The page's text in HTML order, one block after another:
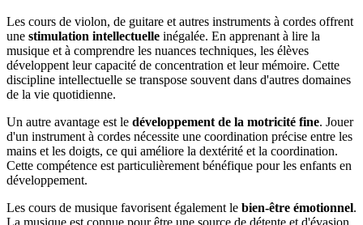
Les cours de violon, de guitare et autres instruments à cordes offrent
une stimulation intellectuelle inégalée. En apprenant à lire la
musique et à comprendre les nuances techniques, les élèves
développent leur capacité de concentration et leur mémoire. Cette
discipline intellectuelle se transpose souvent dans d'autres domaines
de la vie quotidienne.
Un autre avantage est le développement de la motricité fine. Jouer
d'un instrument à cordes nécessite une coordination précise entre les
mains et les doigts, ce qui améliore la dextérité et la coordination.
Cette compétence est particulièrement bénéfique pour les enfants en
développement.
Les cours de musique favorisent également le bien-être émotionnel.
La musique est connue pour être une source de détente et d'évasion.